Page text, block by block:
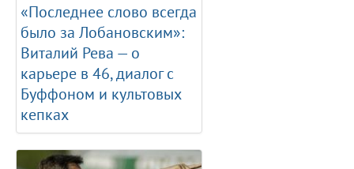
«Последнее слово всегда
было за Лобановским»:
Виталий Рева — о
карьере в 46, диалог с
Буффоном и культовых
кепках